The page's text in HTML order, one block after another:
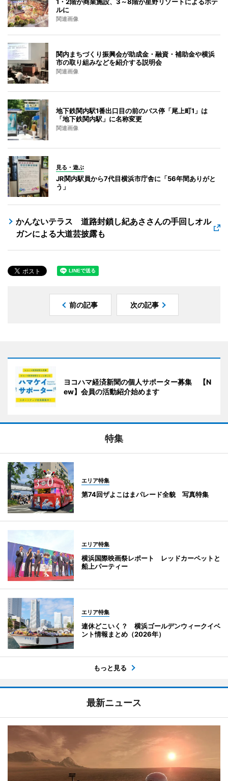
ルに
関連画像
関内まちづくり振興会が助成金・融資・補助金や横浜
市の取り組みなどを紹介する説明会
関連画像
地下鉄関内駅1番出口目の前のバス停「尾上町1」は
「地下鉄関内駅」に名称変更
関連画像
見る・遊ぶ
JR関内駅員から7代目横浜市庁舎に「56年間ありがと
う」
かんないテラス 道路封鎖し紀あささんの手回しオル
ガンによる大道芸披露も
前の記事 次の記事
ヨコハマ経済新聞の個人サポーター募集 【N
ew】会員の活動紹介始めます
特集
エリア特集
第74回ザよこはまパレード全貌 写真特集
エリア特集
横浜国際映画祭レポート レッドカーペットと
船上パーティー
エリア特集
連休どこいく？ 横浜ゴールデンウィークイベ
ント情報まとめ（2026年）
もっと見る
最新ニュース